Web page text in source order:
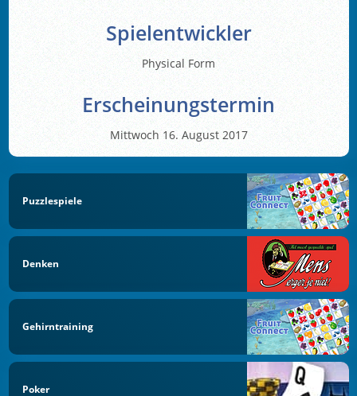
Spielentwickler
Physical Form
Erscheinungstermin
Mittwoch 16. August 2017
Puzzlespiele
Denken
Gehirntraining
Poker